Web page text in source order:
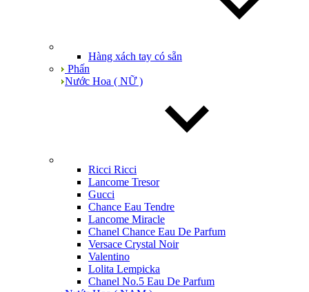
Hàng xách tay có sẵn
Phấn
Nước Hoa ( NỮ )
Ricci Ricci
Lancome Tresor
Gucci
Chance Eau Tendre
Lancome Miracle
Chanel Chance Eau De Parfum
Versace Crystal Noir
Valentino
Lolita Lempicka
Chanel No.5 Eau De Parfum